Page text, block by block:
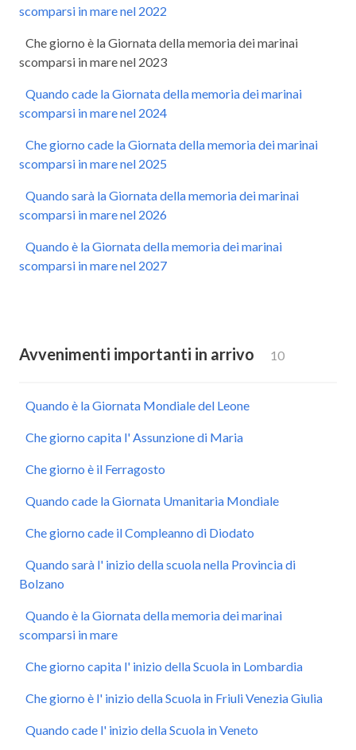
scomparsi in mare nel 2022
Che giorno è la Giornata della memoria dei marinai
scomparsi in mare nel 2023
Quando cade la Giornata della memoria dei marinai
scomparsi in mare nel 2024
Che giorno cade la Giornata della memoria dei marinai
scomparsi in mare nel 2025
Quando sarà la Giornata della memoria dei marinai
scomparsi in mare nel 2026
Quando è la Giornata della memoria dei marinai
scomparsi in mare nel 2027
Avvenimenti importanti in arrivo 10
Quando è la Giornata Mondiale del Leone
Che giorno capita l' Assunzione di Maria
Che giorno è il Ferragosto
Quando cade la Giornata Umanitaria Mondiale
Che giorno cade il Compleanno di Diodato
Quando sarà l' inizio della scuola nella Provincia di
Bolzano
Quando è la Giornata della memoria dei marinai
scomparsi in mare
Che giorno capita l' inizio della Scuola in Lombardia
Che giorno è l' inizio della Scuola in Friuli Venezia Giulia
Quando cade l' inizio della Scuola in Veneto